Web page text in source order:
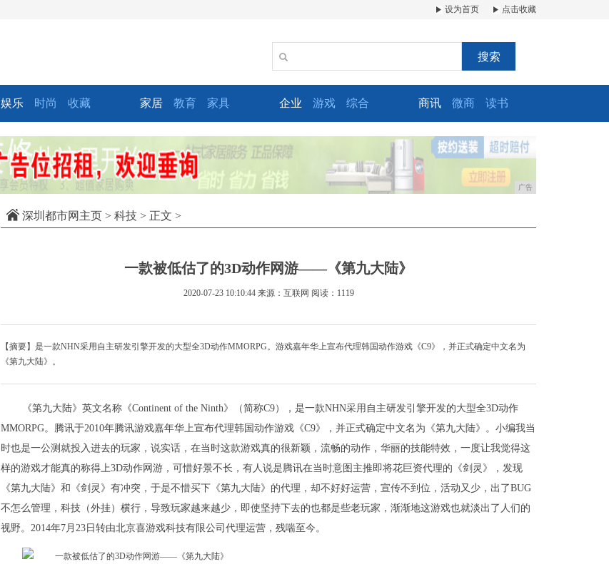
设为首页 点击收藏
搜索
娱乐 时尚 收藏 家居 教育 家具 企业 游戏 综合 商讯 微商 读书
广告
深圳都市网主页 > 科技 > 正文 >
一款被低估了的3D动作网游——《第九大陆》
2020-07-23 10:10:44 来源：互联网 阅读：1119
【摘要】是一款NHN采用自主研发引擎开发的大型全3D动作MMORPG。游戏嘉年华上宣布代理韩国动作游戏《C9》，并正式确定中文名为
《第九大陆》。
《第九大陆》英文名称《Continent of the Ninth》（简称C9），是一款NHN采用自主研发引擎开发的大型全3D动作
MMORPG。腾讯于2010年腾讯游戏嘉年华上宣布代理韩国动作游戏《C9》，并正式确定中文名为《第九大陆》。小编我当
时也是一公测就投入进去的玩家，说实话，在当时这款游戏真的很新颖，流畅的动作，华丽的技能特效，一度让我觉得这
样的游戏才能真的称得上3D动作网游，可惜好景不长，有人说是腾讯在当时意图主推即将花巨资代理的《剑灵》，发现
《第九大陆》和《剑灵》有冲突，于是不惜买下《第九大陆》的代理，却不好好运营，宣传不到位，活动又少，出了BUG
不怎么管理，科技（外挂）横行，导致玩家越来越少，即使坚持下去的也都是些老玩家，渐渐地这游戏也就淡出了人们的
视野。2014年7月23日转由北京喜游戏科技有限公司代理运营，残喘至今。